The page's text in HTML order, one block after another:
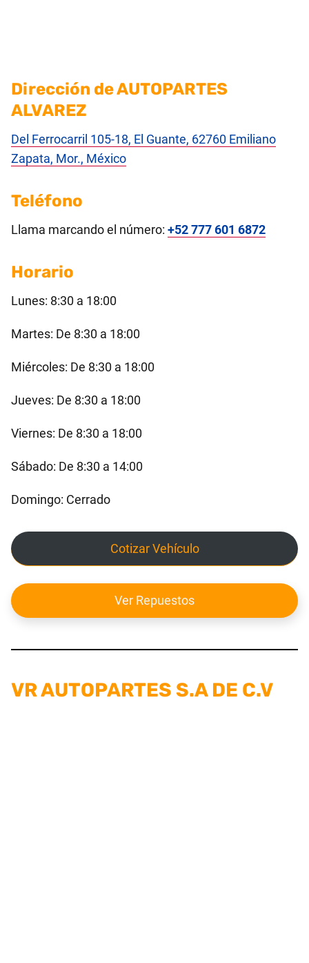
Dirección de AUTOPARTES
ALVAREZ
Del Ferrocarril 105-18, El Guante, 62760 Emiliano
Zapata, Mor., México
Teléfono
Llama marcando el número: +52 777 601 6872
Horario
Lunes: 8:30 a 18:00
Martes: De 8:30 a 18:00
Miércoles: De 8:30 a 18:00
Jueves: De 8:30 a 18:00
Viernes: De 8:30 a 18:00
Sábado: De 8:30 a 14:00
Domingo: Cerrado
Cotizar Vehículo
Ver Repuestos
VR AUTOPARTES S.A DE C.V